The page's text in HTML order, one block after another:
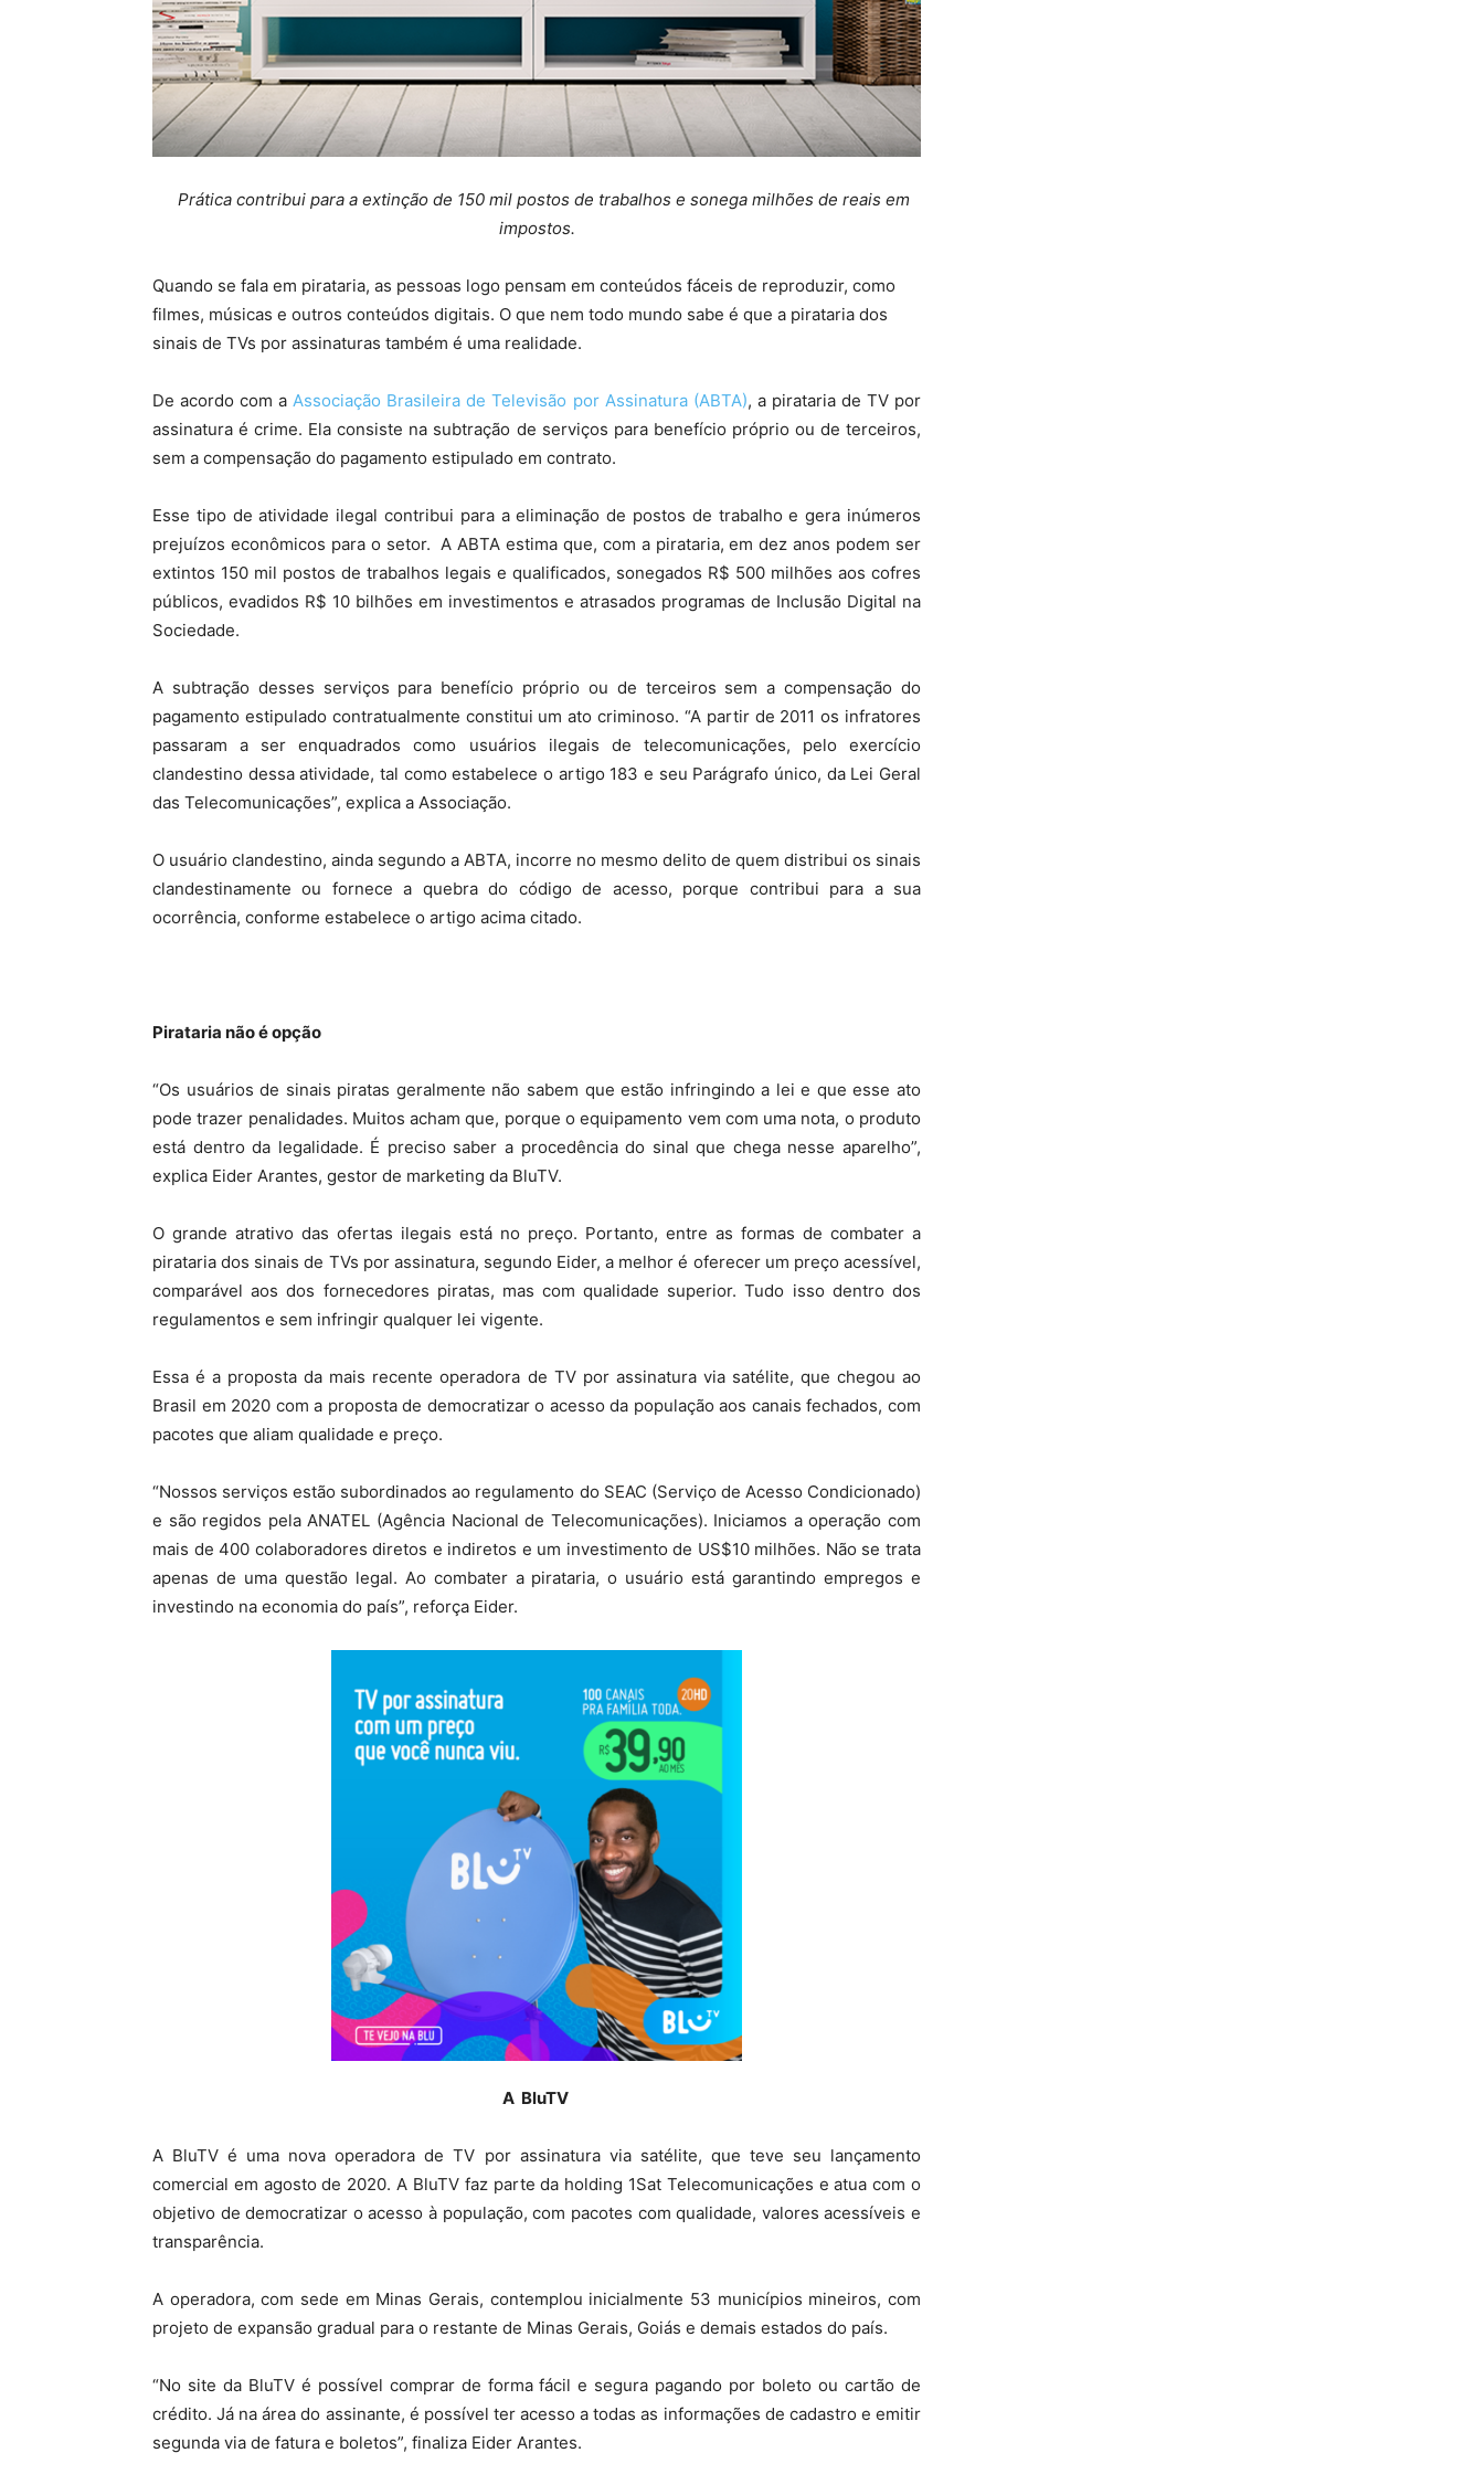
Prática contribui para a extinção de 150 mil postos de trabalhos e sonega milhões de reais em
impostos.
Quando se fala em pirataria, as pessoas logo pensam em conteúdos fáceis de reproduzir, como
filmes, músicas e outros conteúdos digitais. O que nem todo mundo sabe é que a pirataria dos
sinais de TVs por assinaturas também é uma realidade.
De acordo com aAssociação Brasileira de Televisão por Assinatura (ABTA), a pirataria de TV por
assinatura é crime. Ela consiste na subtração de serviços para benefício próprio ou de terceiros,
sem a compensação do pagamento estipulado em contrato.
Esse tipo de atividade ilegal contribui para a eliminação de postos de trabalho e gera inúmeros
prejuízos econômicos para o setor. A ABTA estima que, com a pirataria, em dez anos podem ser
extintos 150 mil postos de trabalhos legais e qualificados, sonegados R$ 500 milhões aos cofres
públicos, evadidos R$ 10 bilhões em investimentos e atrasados programas de Inclusão Digital na
Sociedade.
A subtração desses serviços para benefício próprio ou de terceiros sem a compensação do
pagamento estipulado contratualmente constitui um ato criminoso. “A partir de 2011 os infratores
passaram a ser enquadrados como usuários ilegais de telecomunicações, pelo exercício
clandestino dessa atividade, tal como estabelece o artigo 183 e seu Parágrafo único, da Lei Geral
das Telecomunicações”, explica a Associação.
O usuário clandestino, ainda segundo a ABTA, incorre no mesmo delito de quem distribui os sinais
clandestinamente ou fornece a quebra do código de acesso, porque contribui para a sua
ocorrência, conforme estabelece o artigo acima citado.
Pirataria não é opção
“Os usuários de sinais piratas geralmente não sabem que estão infringindo a lei e que esse ato
pode trazer penalidades. Muitos acham que, porque o equipamento vem com uma nota, o produto
está dentro da legalidade. É preciso saber a procedência do sinal que chega nesse aparelho”,
explica Eider Arantes, gestor de marketing da BluTV.
O grande atrativo das ofertas ilegais está no preço. Portanto, entre as formas de combater a
pirataria dos sinais de TVs por assinatura, segundo Eider, a melhor é oferecer um preço acessível,
comparável aos dos fornecedores piratas, mas com qualidade superior. Tudo isso dentro dos
regulamentos e sem infringir qualquer lei vigente.
Essa é a proposta da mais recente operadora de TV por assinatura via satélite, que chegou ao
Brasil em 2020 com a proposta de democratizar o acesso da população aos canais fechados, com
pacotes que aliam qualidade e preço.
“Nossos serviços estão subordinados ao regulamento do SEAC (Serviço de Acesso Condicionado)
e são regidos pela ANATEL (Agência Nacional de Telecomunicações). Iniciamos a operação com
mais de 400 colaboradores diretos e indiretos e um investimento de US$10 milhões. Não se trata
apenas de uma questão legal. Ao combater a pirataria, o usuário está garantindo empregos e
investindo na economia do país”, reforça Eider.
A BluTV
A BluTV é uma nova operadora de TV por assinatura via satélite, que teve seu lançamento
comercial em agosto de 2020. A BluTV faz parte da holding 1Sat Telecomunicações e atua com o
objetivo de democratizar o acesso à população, com pacotes com qualidade, valores acessíveis e
transparência.
A operadora, com sede em Minas Gerais, contemplou inicialmente 53 municípios mineiros, com
projeto de expansão gradual para o restante de Minas Gerais, Goiás e demais estados do país.
“No site da BluTV é possível comprar de forma fácil e segura pagando por boleto ou cartão de
crédito. Já na área do assinante, é possível ter acesso a todas as informações de cadastro e emitir
segunda via de fatura e boletos”, finaliza Eider Arantes.